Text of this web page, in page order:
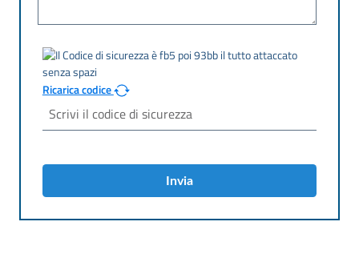
Ricarica codice
Invia